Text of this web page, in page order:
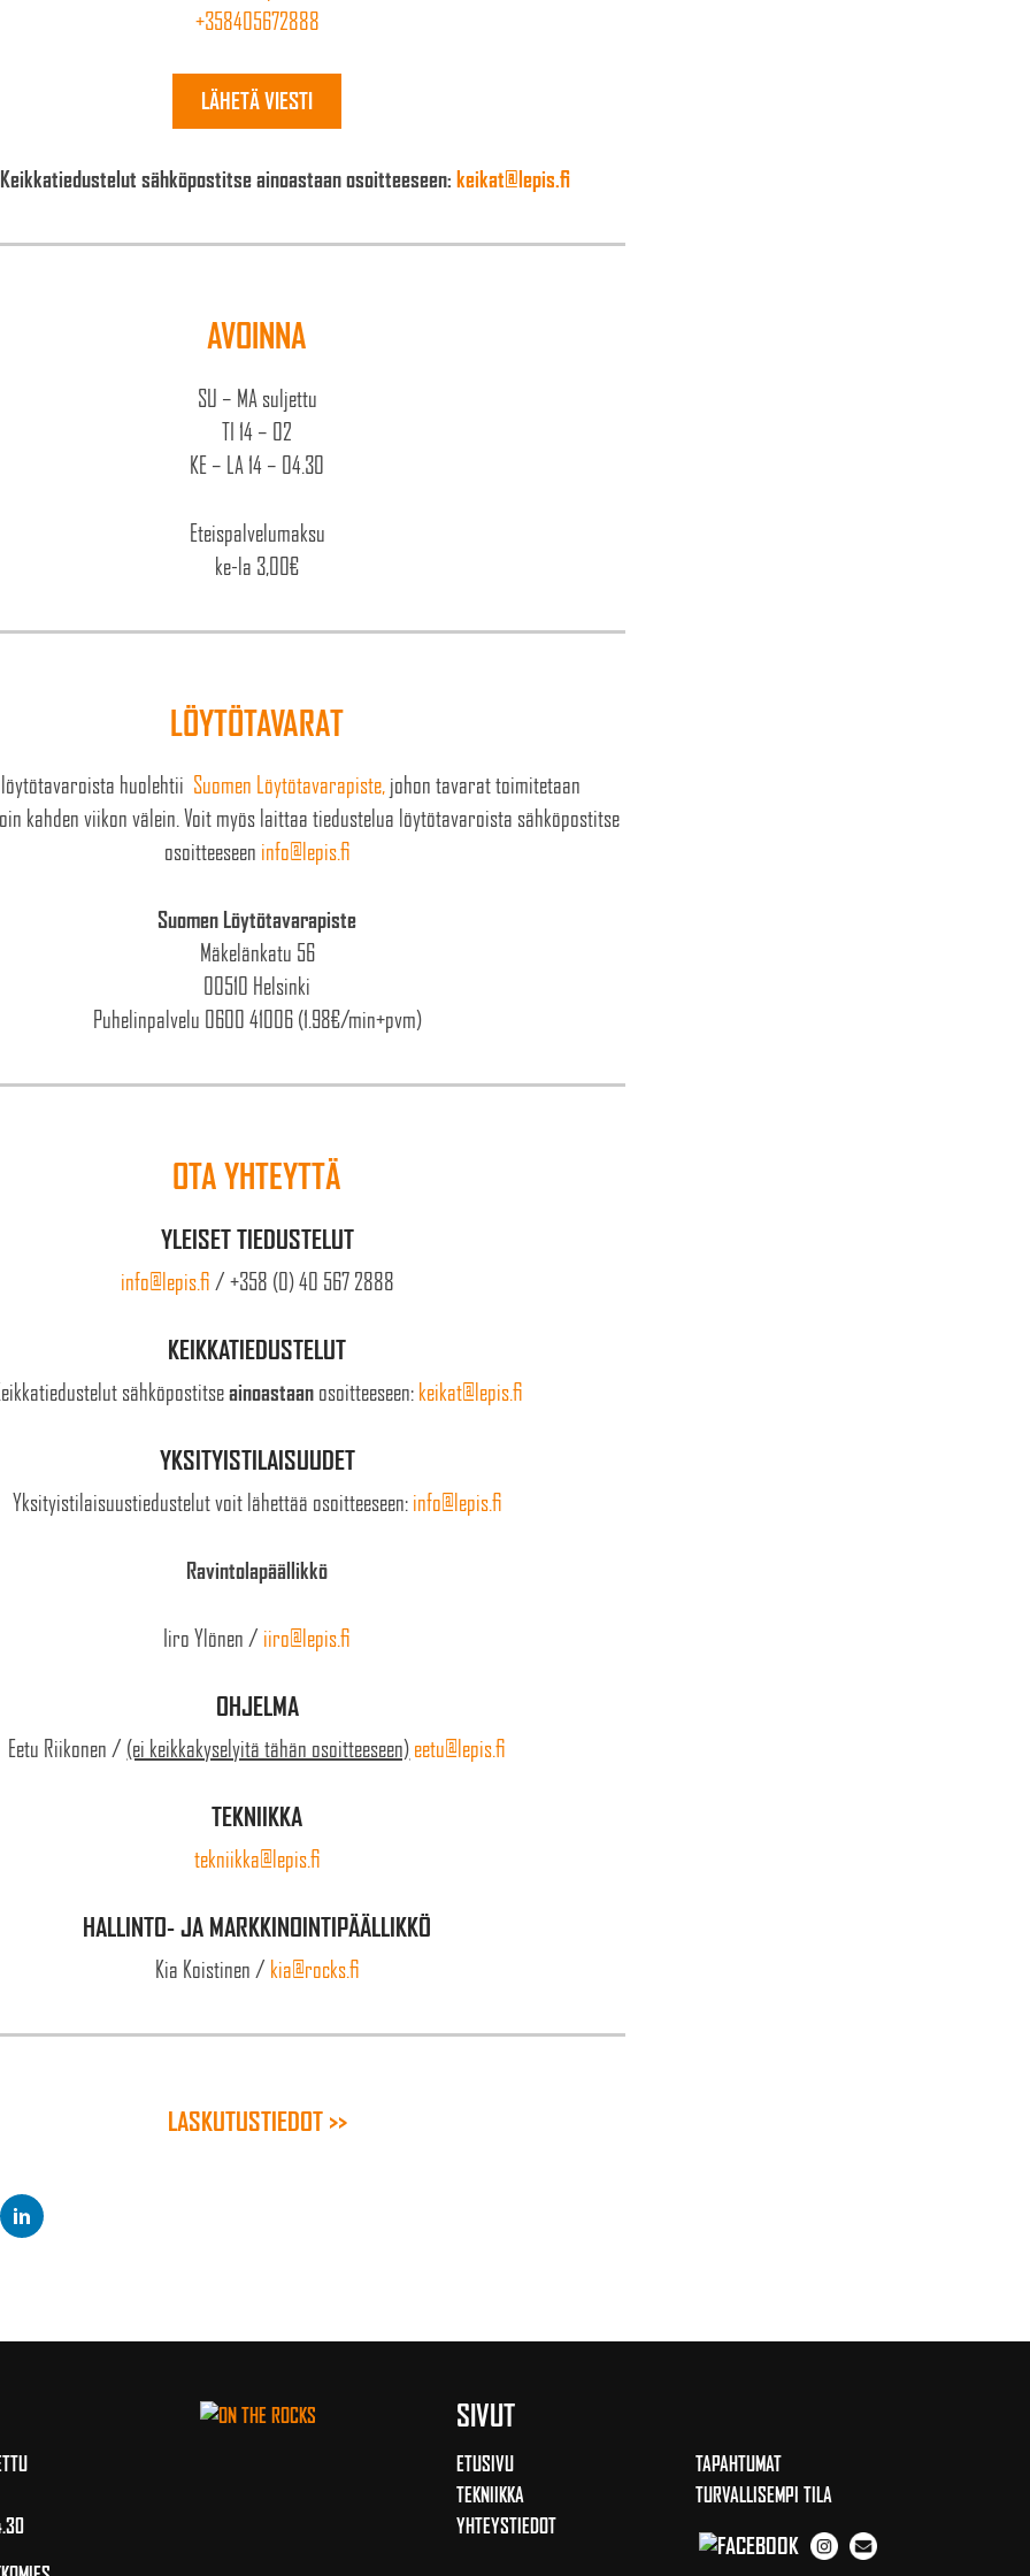
+358405672888
LÄHETÄ VIESTI
Keikkatiedustelut sähköpostitse ainoastaan osoitteeseen: keikat@lepis.fi
AVOINNA
SU – MA suljettu
TI 14 – 02
KE – LA 14 – 04.30
Eteispalvelumaksu
ke-la 3,00€
LÖYTÖTAVARAT
löytötavaroista huolehtii Suomen Löytötavarapiste, johon tavarat toimitetaan
kahden viikon välein. Voit myös laittaa tiedustelua löytötavaroista sähköpostitse
osoitteeseen info@lepis.fi
Suomen Löytötavarapiste
Mäkelänkatu 56
00510 Helsinki
Puhelinpalvelu 0600 41006 (1.98€/min+pvm)
OTA YHTEYTTÄ
YLEISET TIEDUSTELUT
info@lepis.fi / +358 (0) 40 567 2888
KEIKKATIEDUSTELUT
sähköpostitseainoastaanosoitteeseen: keikat@lepis.fi
YKSITYISTILAISUUDET
Yksityistilaisuustiedustelut voit lähettää osoitteeseen: info@lepis.fi
Ravintolapäällikkö
Iiro Ylönen / iiro@lepis.fi
OHJELMA
Eetu Riikonen / (ei keikkakyselyitä tähän osoitteeseen) eetu@lepis.fi
TEKNIIKKA
tekniikka@lepis.fi
HALLINTO- JA MARKKINOINTIPÄÄLLIKKÖ
Kia Koistinen / kia@rocks.fi
LASKUTUSTIEDOT >>
SIVUT
ETUSIVU
TAPAHTUMAT
TEKNIIKKA
TURVALLISEMPI TILA
YHTEYSTIEDOT